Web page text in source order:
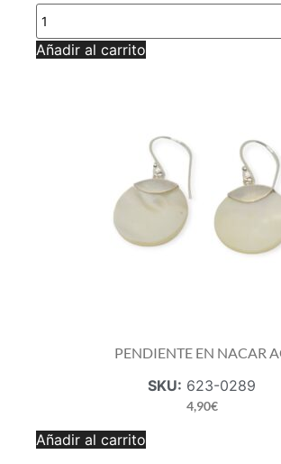
PENDIENTE
EN
NACAR
AG
Añadir al carrito
PENDIENTE EN NACAR
SKU: 623-0289
4,90€
PENDIENTE
EN
Añadir al carrito